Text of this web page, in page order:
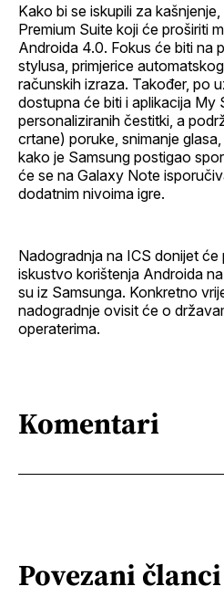
Kako bi se iskupili za
Premium Suite koji će proširiti
Androida 4.0. Fokus će biti na
stylusa, primjerice
računskih izraza. Također, po
dostupna će biti i aplikacija My
personaliziranih čestitki, a
crtane) poruke, snimanje
kako je Samsung postigao
će se na Galaxy Note
dodatnim nivoima igre.
Nadogradnja na ICS donijet
iskustvo korištenja Androida
su iz Samsunga. Konkretno
nadogradnje ovisit će o
operaterima.
Komentari
Povezani članci